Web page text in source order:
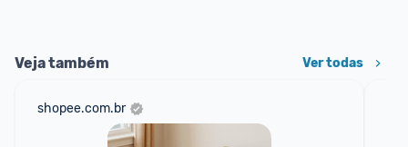
Veja também Ver todas
shopee.com.br